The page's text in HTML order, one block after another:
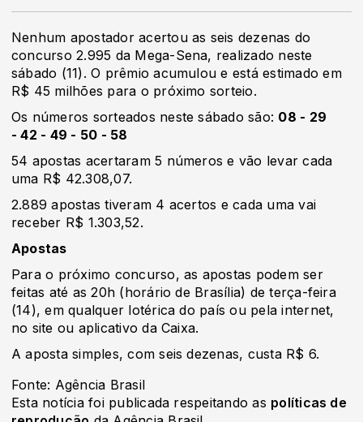
Nenhum apostador acertou as seis dezenas do
concurso 2.995 da Mega-Sena, realizado neste
sábado (11). O prêmio acumulou e está estimado em
R$ 45 milhões para o próximo sorteio.
Os números sorteados neste sábado são: 08 - 29
- 42 - 49 - 50 - 58
54 apostas acertaram 5 números e vão levar cada
uma R$ 42.308,07.
2.889 apostas tiveram 4 acertos e cada uma vai
receber R$ 1.303,52.
Apostas
Para o próximo concurso, as apostas podem ser
feitas até as 20h (horário de Brasília) de terça-feira
(14), em qualquer lotérica do país ou pela internet,
no site ou aplicativo da Caixa.
A aposta simples, com seis dezenas, custa R$ 6.
Fonte: Agência Brasil
Esta notícia foi publicada respeitando as políticas de